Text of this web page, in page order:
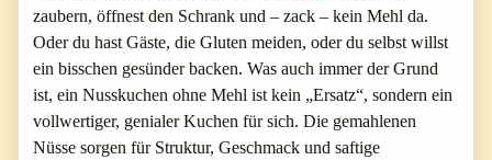
zaubern, öffnest den Schrank und – zack – kein Mehl da.
Oder du hast Gäste, die Gluten meiden, oder du selbst willst
ein bisschen gesünder backen. Was auch immer der Grund
ist, ein Nusskuchen ohne Mehl ist kein „Ersatz“, sondern ein
vollwertiger, genialer Kuchen für sich. Die gemahlenen
Nüsse sorgen für Struktur, Geschmack und saftige